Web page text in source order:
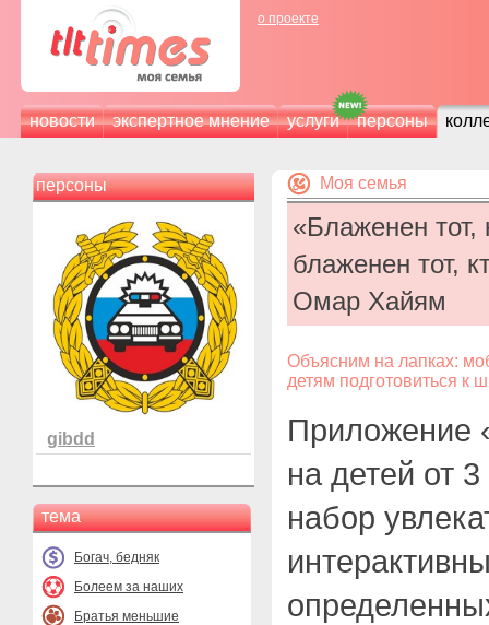
о проекте
новости экспертное мнение услуги персоны
персоны
gibdd
тема
Богач, бедняк
Болеем за наших
Братья меньшие
Моя семья
«Блаженен
блаженен тот,
Омар Хайям
Объясним на лапках:
детям подготовиться к
Приложение
на детей от
набор